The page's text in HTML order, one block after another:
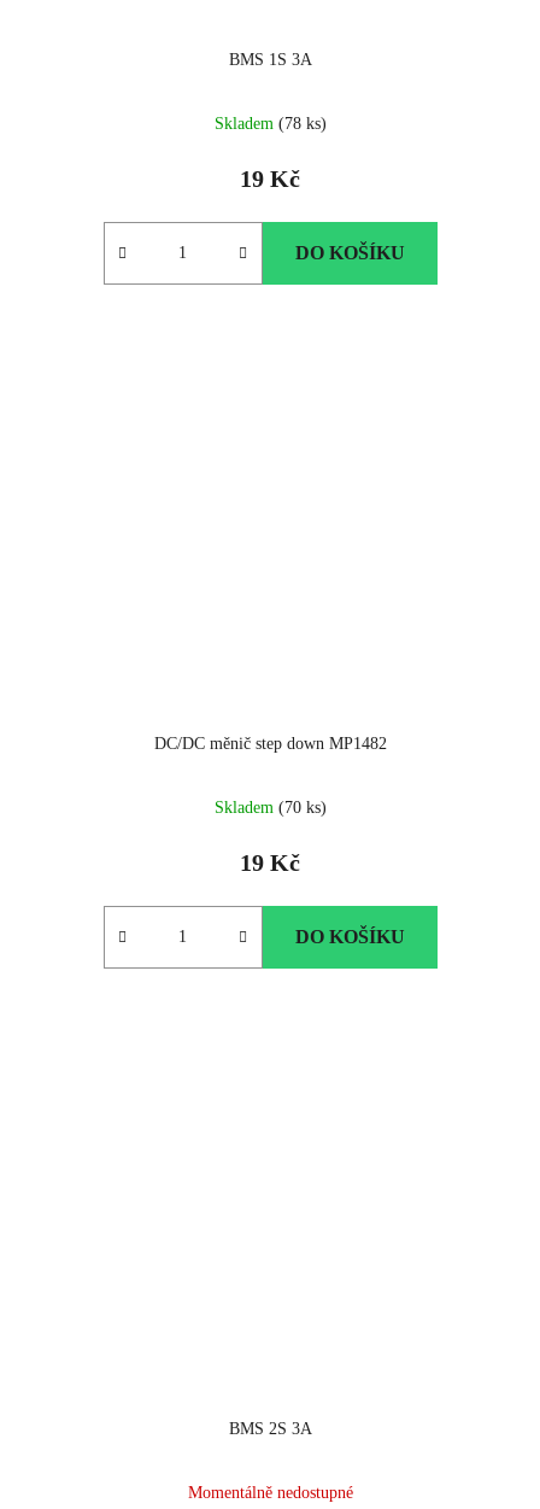
BMS 1S 3A
Skladem (78 ks)
19 Kč
DO KOŠÍKU
DC/DC měnič step down MP1482
Skladem (70 ks)
19 Kč
DO KOŠÍKU
BMS 2S 3A
Momentálně nedostupné